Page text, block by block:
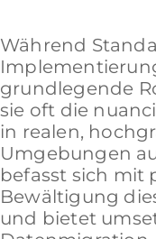
Während
grundlegende
sie oft die
in realen,
Umgebungen
befasst sich mit
Bewältigung
und bietet